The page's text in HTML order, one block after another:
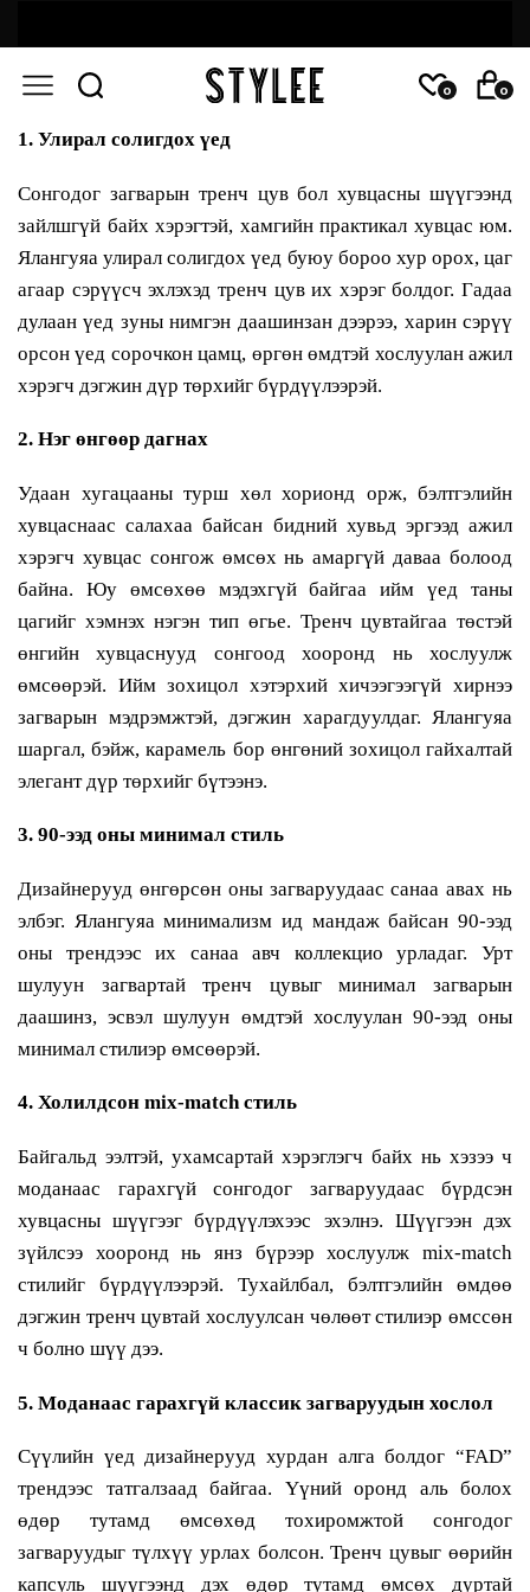
0 0
1. Улирал солигдох үед
Сонгодог загварын тренч цув бол хувцасны шүүгээнд
зайлшгүй байх хэрэгтэй, хамгийн практикал хувцас юм.
Ялангуяа улирал солигдох үед буюу бороо хур орох, цаг
агаар сэрүүсч эхлэхэд тренч цув их хэрэг болдог. Гадаа
дулаан үед зуны нимгэн даашинзан дээрээ, харин сэрүү
орсон үед сорочкон цамц, өргөн өмдтэй хослуулан ажил
хэрэгч дэгжин дүр төрхийг бүрдүүлээрэй.
2. Нэг өнгөөр дагнах
Удаан хугацааны турш хөл хорионд орж, бэлтгэлийн
хувцаснаас салахаа байсан бидний хувьд эргээд ажил
хэрэгч хувцас сонгож өмсөх нь амаргүй даваа болоод
байна. Юу өмсөхөө мэдэхгүй байгаа ийм үед таны
цагийг хэмнэх нэгэн тип өгье. Тренч цувтайгаа төстэй
өнгийн хувцаснууд сонгоод хооронд нь хослуулж
өмсөөрэй. Ийм зохицол хэтэрхий хичээгээгүй хирнээ
загварын мэдрэмжтэй, дэгжин харагдуулдаг. Ялангуяа
шаргал, бэйж, карамель бор өнгөний зохицол гайхалтай
элегант дүр төрхийг бүтээнэ.
3. 90-ээд оны минимал стиль
Дизайнерууд өнгөрсөн оны загваруудаас санаа авах нь
элбэг. Ялангуяа минимализм ид мандаж байсан 90-ээд
оны трендээс их санаа авч коллекцио урладаг. Урт
шулуун загвартай тренч цувыг минимал загварын
даашинз, эсвэл шулуун өмдтэй хослуулан 90-ээд оны
минимал стилиэр өмсөөрэй.
4. Холилдсон mix-match стиль
Байгальд ээлтэй, ухамсартай хэрэглэгч байх нь хэзээ ч
моданаас гарахгүй сонгодог загваруудаас бүрдсэн
хувцасны шүүгээг бүрдүүлэхээс эхэлнэ. Шүүгээн дэх
зүйлсээ хооронд нь янз бүрээр хослуулж mix-match
стилийг бүрдүүлээрэй. Тухайлбал, бэлтгэлийн өмдөө
дэгжин тренч цувтай хослуулсан чөлөөт стилиэр өмссөн
ч болно шүү дээ.
5. Моданаас гарахгүй классик загваруудын хослол
Сүүлийн үед дизайнерууд хурдан алга болдог “FAD”
трендээс татгалзаад байгаа. Үүний оронд аль болох
өдөр тутамд өмсөхөд тохиромжтой сонгодог
загваруудыг түлхүү урлах болсон. Тренч цувыг өөрийн
капсуль шүүгээнд дэх өдөр тутамд өмсөх дуртай